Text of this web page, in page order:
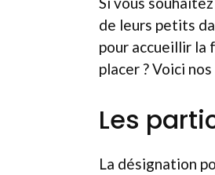
de leurs petits
pour accueillir la
placer ? Voici nos
Les
La désignation